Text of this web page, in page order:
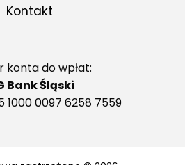
Kontakt
konta do wpłat:
Bank Śląski
1000 0097 6258 7559